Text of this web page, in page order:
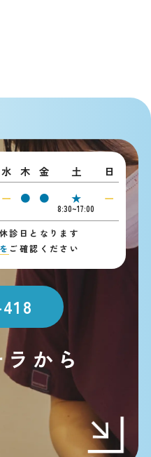
水 木 金 土
日
ー ● ● ★
8:30~17:00
ー
診日となります
ご確認ください
から